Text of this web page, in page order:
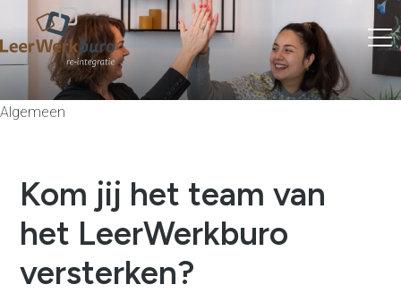
Algemeen
Kom jij het team van
het LeerWerkburo
versterken?